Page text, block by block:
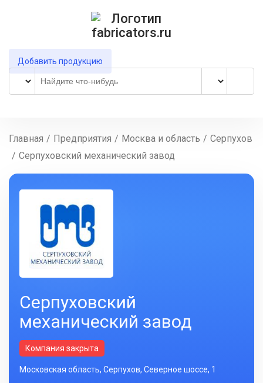
Добавить продукцию
Главная / Предприятия / Москва и область / Серпухов
/ Серпуховский механический завод
Серпуховский
механический завод
Компания закрыта
Московская область, Серпухов, Северное шоссе, 1